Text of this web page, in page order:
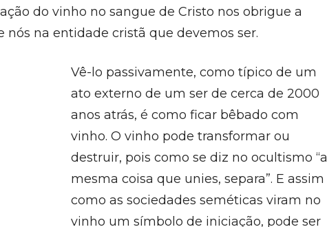
do vinho no sangue de Cristo nos obrigue a
nós na entidade cristã que devemos ser.
Vê-lo passivamente, como típico de um
ato externo de um ser de cerca de 2000
anos atrás, é como ficar bêbado com
vinho. O vinho pode transformar ou
destruir, pois como se diz no ocultismo “a
mesma coisa que unies, separa”. E assim
como as sociedades seméticas viram no
vinho um símbolo de iniciação, pode ser